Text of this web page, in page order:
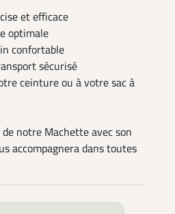
et efficace
optimale
confortable
sécurisé
ceinture ou à votre sac à
notre Machette avec son
accompagnera dans toutes